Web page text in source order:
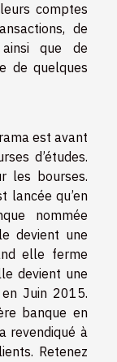
comptes
de
que de
de quelques
est avant
d’études.
les bourses.
lancée qu’en
nommée
devient une
elle ferme
devient une
Juin 2015.
banque en
revendiqué à
Retenez